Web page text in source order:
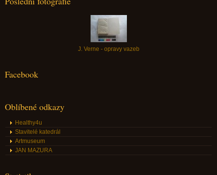
J. Verne - opravy vazeb
Facebook
Oblíbené odkazy
Healthy4u
Stavitelé katedrál
Artmuseum
JAN MAZURA